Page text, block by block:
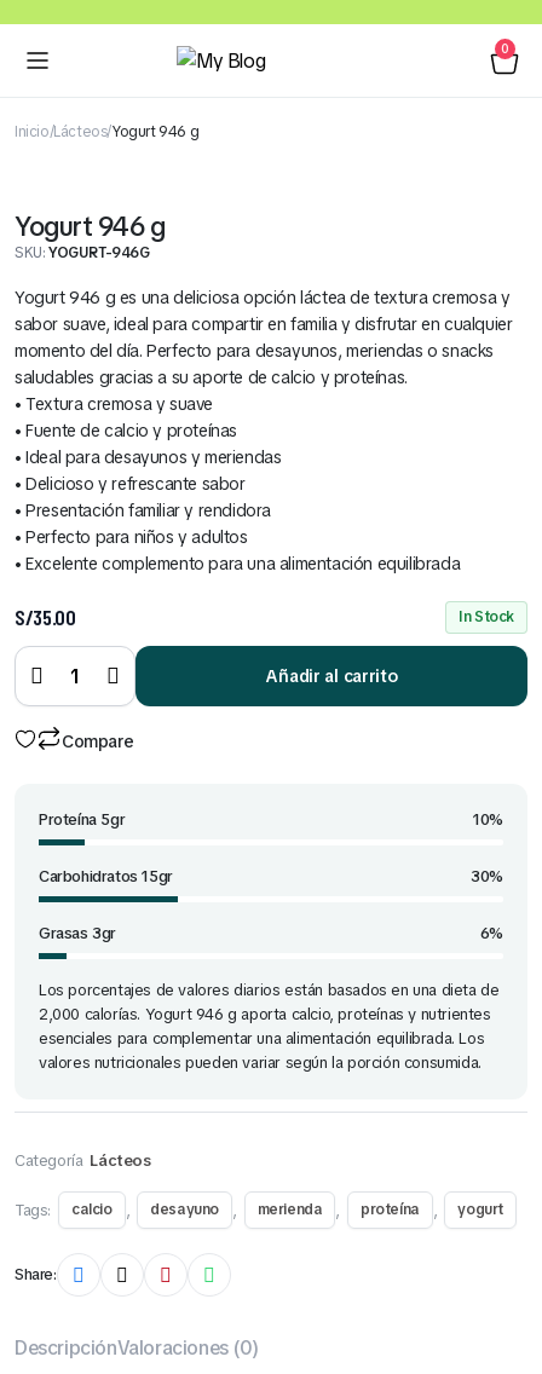
0
Inicio Lácteos Yogurt 946 g
Yogurt 946 g
SKU:YOGURT-946G
Yogurt 946 g es una deliciosa opción láctea de textura cremosa y
sabor suave, ideal para compartir en familia y disfrutar en cualquier
momento del día. Perfecto para desayunos, meriendas o snacks
saludables gracias a su aporte de calcio y proteínas.
• Textura cremosa y suave
• Fuente de calcio y proteínas
• Ideal para desayunos y meriendas
• Delicioso y refrescante sabor
• Presentación familiar y rendidora
• Perfecto para niños y adultos
• Excelente complemento para una alimentación equilibrada
S/35.00 In Stock
Yogurt
946 g
quantity
Añadir al carrito
Compare
Proteína 5gr 10%
Carbohidratos 15gr 30%
Grasas 3gr 6%
Los porcentajes de valores diarios están basados en una dieta de
2,000 calorías. Yogurt 946 g aporta calcio, proteínas y nutrientes
esenciales para complementar una alimentación equilibrada. Los
valores nutricionales pueden variar según la porción consumida.
Categoría Lácteos
Tags: calcio , desayuno , merienda , proteína , yogurt
Share:
DescripciónValoraciones (0)